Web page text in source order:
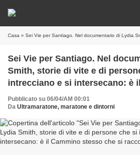
Casa » Sei Vie per Santiago. Nel documentario di Lydia Smith, storie di vite e di persone che si intrecciano e si
Sei Vie per Santiago. Nel
Smith, storie di vite e di
intrecciano e si intersecano: è
stesso che si racconta e
Pubblicato su 06/04/AM 00:01
Da Ultramaratone, maratone e dintorni